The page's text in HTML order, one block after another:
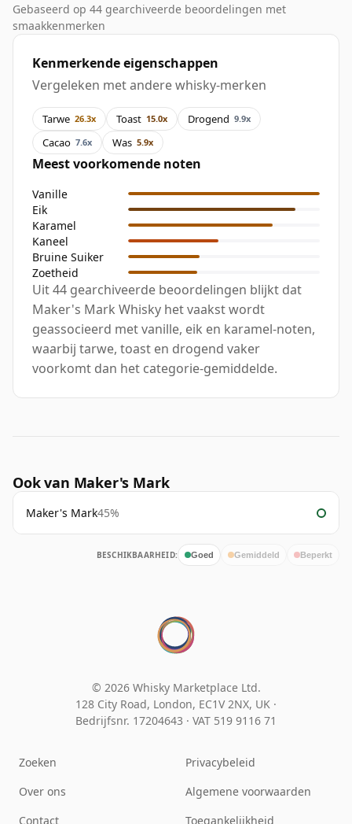
Gebaseerd op 44 gearchiveerde beoordelingen met
smaakkenmerken
Kenmerkende eigenschappen
Vergeleken met andere whisky-merken
Tarwe 26.3x Toast 15.0x Drogend 9.9x
Cacao 7.6x Was 5.9x
Meest voorkomende noten
Vanille
Eik
Karamel
Kaneel
Bruine Suiker
Zoetheid
Uit 44 gearchiveerde beoordelingen blijkt dat
Maker's Mark Whisky het vaakst wordt
geassocieerd met vanille, eik en karamel-noten,
waarbij tarwe, toast en drogend vaker
voorkomt dan het categorie-gemiddelde.
Ook van Maker's Mark
Maker's Mark45%
BESCHIKBAARHEID: Goed Gemiddeld Beperkt
© 2026 Whisky Marketplace Ltd.
128 City Road, London, EC1V 2NX, UK ·
Bedrijfsnr. 17204643 · VAT 519 9116 71
Zoeken
Over ons
Contact
Privacybeleid
Algemene voorwaarden
Toegankelijkheid